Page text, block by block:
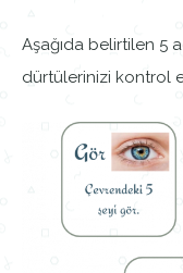
Aşağıda belirtilen 5
dürtülerinizi kontrol